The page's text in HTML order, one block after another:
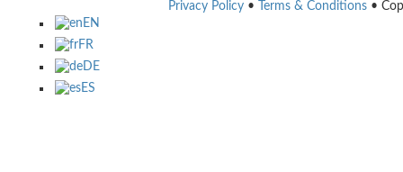
Privacy Policy • Terms & Conditions •
EN
FR
DE
ES